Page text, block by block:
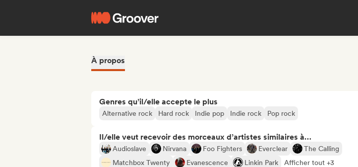
À propos
Genres qu’il/elle accepte le plus
Alternative rock Hard rock Indie pop Indie rock Pop rock
Il/elle veut recevoir des morceaux d’artistes similaires à…
Audioslave Nirvana Foo Fighters Everclear
The Calling
Matchbox Twenty
Evanescence Linkin Park Afficher tout +3